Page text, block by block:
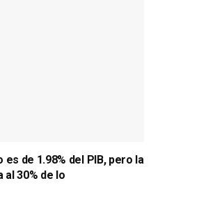
de 1.98% del PIB, pero la
30% de lo